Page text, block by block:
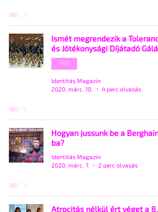
Ismét megrendezik a
és Jótékonysági Díjátadó Gálát
HÍREK
Identitás Magazin
2020. márc. 10.
4 perc olvasás
Hogyan jussunk be a Berghain-
ba?
Identitás Magazin
2020. márc. 7.
2 perc olvasás
Atrocitás nélkül ért véget a 8.